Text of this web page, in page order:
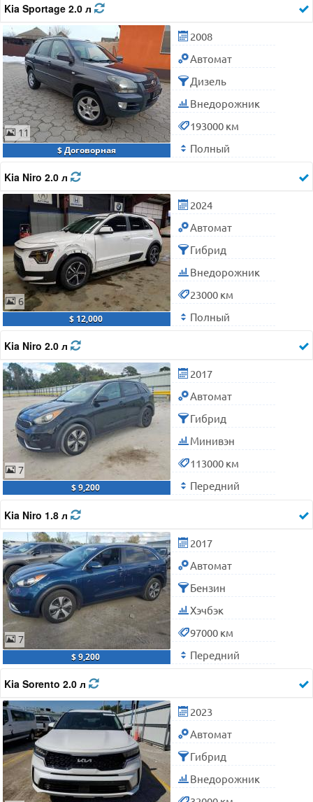
Kia Sportage 2.0 л
11
$ Договорная
2008
Автомат
Дизель
Внедорожник
193000 км
Полный
Kia Niro 2.0 л
6
$ 12,000
2024
Автомат
Гибрид
Внедорожник
23000 км
Полный
Kia Niro 2.0 л
7
$ 9,200
2017
Автомат
Гибрид
Минивэн
113000 км
Передний
Kia Niro 1.8 л
7
$ 9,200
2017
Автомат
Бензин
Хэчбэк
97000 км
Передний
Kia Sorento 2.0 л
2023
Автомат
Гибрид
Внедорожник